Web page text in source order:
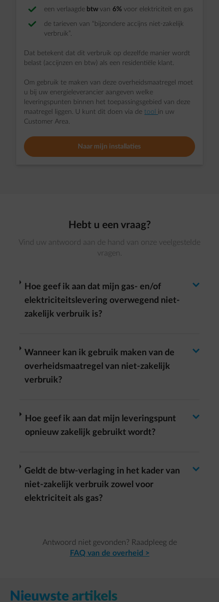
een verlaagde btwvan6% voor elektriciteit en gas
de tarieven van “bijzondere accijns niet-zakelijk
verbruik”.
Dat betekent dat dit verbruik op dezelfde manier wordt
belast (accijnzen en btw) als een residentiële klant.
Om gebruik te maken van deze overheidsmaatregel moet
u bij uw energieleverancier aangeven welke
leveringspunten binnen het toepassingsgebied van deze
maatregel liggen. U kunt dit doen via de tool in uw
Customer Area.
Naar mijn installaties
Hebt u een vraag?
Vind uw antwoord aan de hand van onze veelgestelde
vragen.
Hoe geef ik aan dat mijn gas- en/of
elektriciteitslevering overwegend niet-
zakelijk verbruik is?
arrow-right
Wanneer kan ik gebruik maken van de
overheidsmaatregel van niet-zakelijk
verbruik?
arrow-right
Hoe geef ik aan dat mijn leveringspunt
opnieuw zakelijk gebruikt wordt?
arrow-right
Geldt de btw-verlaging in het kader van
niet-zakelijk verbruik zowel voor
elektriciteit als gas?
arrow-right
Antwoord niet gevonden? Raadpleeg de
FAQ van de overheid >
Nieuwste artikels